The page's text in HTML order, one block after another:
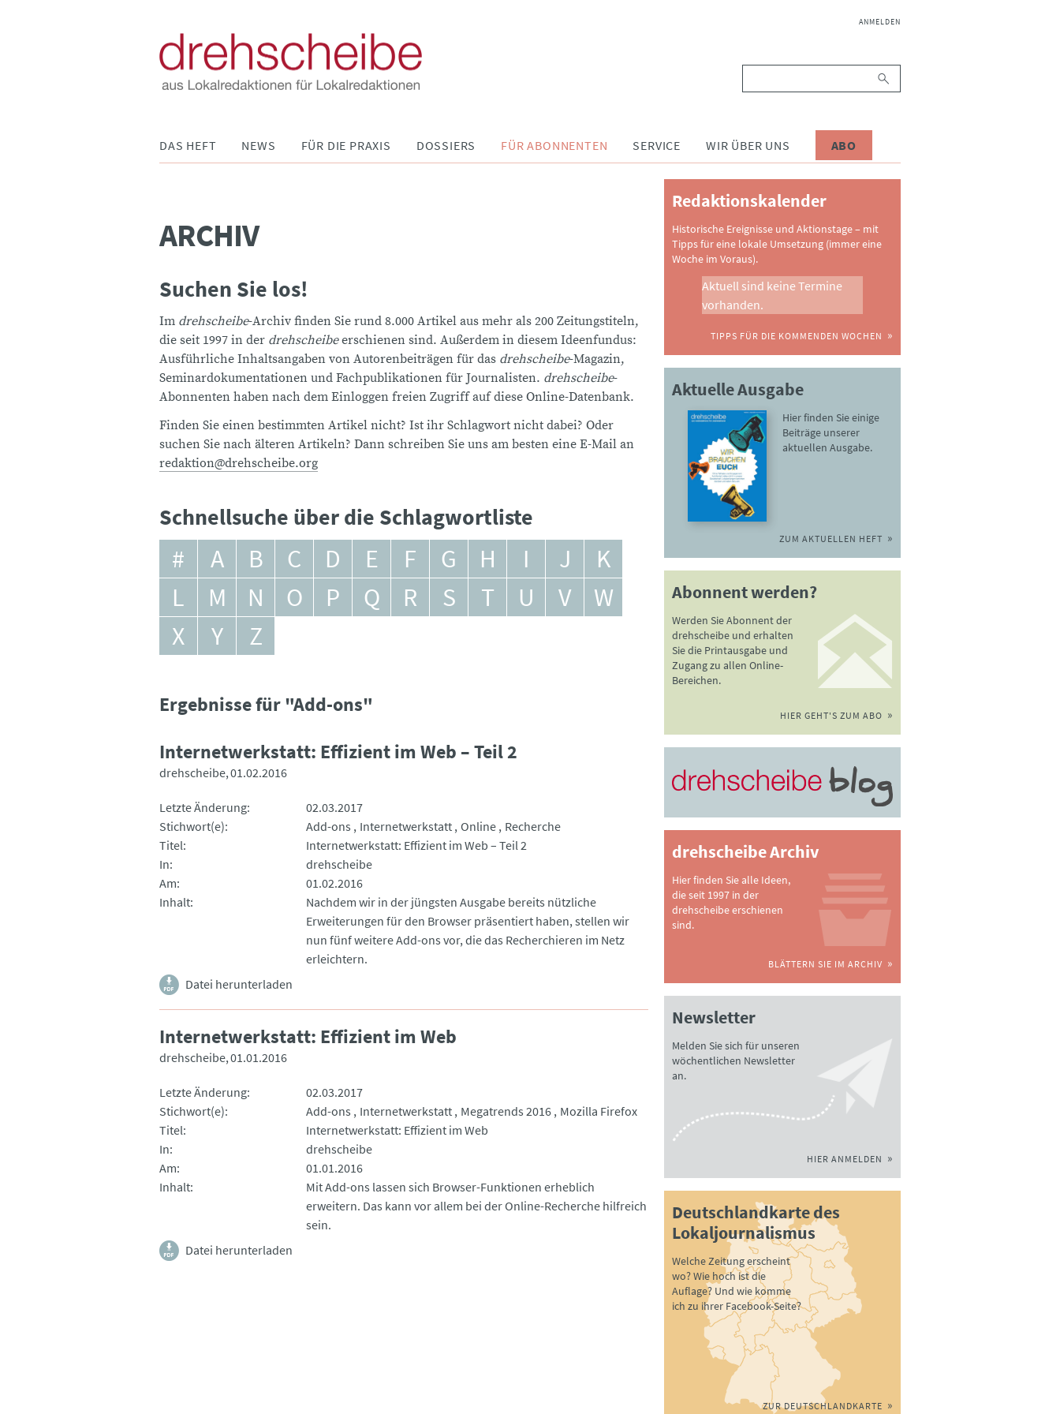
NAVIGATION
ANMELDEN
DAS HEFT NEWS FÜR DIE PRAXIS DOSSIERS FÜR ABONNENTEN SERVICE WIR ÜBER UNS ABO
ARCHIV
Suchen Sie los!
Im drehscheibe-Archiv finden Sie rund 8.000 Artikel aus mehr als 200 Zeitungstiteln,
die seit 1997 in der drehscheibeerschienen sind. Außerdem in diesem Ideenfundus:
Ausführliche Inhaltsangaben von Autorenbeiträgen für das drehscheibe-Magazin,
Seminardokumentationen und Fachpublikationen für Journalisten. drehscheibe-
Abonnenten haben nach dem Einloggen freien Zugriff auf diese Online-Datenbank.
Finden Sie einen bestimmten Artikel nicht? Ist ihr Schlagwort nicht dabei? Oder
suchen Sie nach älteren Artikeln? Dann schreiben Sie uns am besten eine E-Mail an
redaktion@drehscheibe.org
Schnellsuche über die Schlagwortliste
# A B C D E F G H I J
K
L
M N O P Q R S T U V
W
X
Y Z
Ergebnisse für "Add-ons"
Internetwerkstatt: Effizient im Web – Teil 2
drehscheibe 01.02.2016
Letzte Änderung
02.03.2017
Stichwort(e)
Add-ons Internetwerkstatt Online
Recherche
Titel
Internetwerkstatt: Effizient im Web – Teil 2
In
drehscheibe
Am
01.02.2016
Inhalt
Nachdem wir in der jüngsten Ausgabe bereits nützliche
Erweiterungen für den Browser präsentiert haben, stellen wir
nun fünf weitere Add-ons vor, die das Recherchieren im Netz
erleichtern.
Datei herunterladen
Internetwerkstatt: Effizient im Web
drehscheibe 01.01.2016
Letzte Änderung
02.03.2017
Stichwort(e)
Add-ons Internetwerkstatt Megatrends 2016
Mozilla Firefox
Titel
Internetwerkstatt: Effizient im Web
In
drehscheibe
Am
01.01.2016
Inhalt
Mit Add-ons lassen sich Browser-Funktionen erheblich
erweitern. Das kann vor allem bei der Online-Recherche hilfreich
sein.
Datei herunterladen
Redaktionskalender
Historische Ereignisse und Aktionstage – mit
Tipps für eine lokale Umsetzung (immer eine
Woche im Voraus).
Aktuell sind keine Termine
vorhanden.
TIPPS FÜR DIE KOMMENDEN WOCHEN
Aktuelle Ausgabe
Hier finden Sie einige
Beiträge unserer
aktuellen Ausgabe.
ZUM AKTUELLEN HEFT
Abonnent werden?
Werden Sie Abonnent der
drehscheibe und erhalten
Sie die Printausgabe und
Zugang zu allen Online-
Bereichen.
HIER GEHT'S ZUM ABO
drehscheibe Archiv
Hier finden Sie alle Ideen,
die seit 1997 in der
drehscheibe erschienen
sind.
BLÄTTERN SIE IM ARCHIV
Newsletter
Melden Sie sich für unseren
wöchentlichen Newsletter
an.
HIER ANMELDEN
Deutschlandkarte des
Lokaljournalismus
Welche Zeitung erscheint
wo? Wie hoch ist die
Auflage? Und wie komme
ich zu ihrer Facebook-Seite?
ZUR DEUTSCHLANDKARTE